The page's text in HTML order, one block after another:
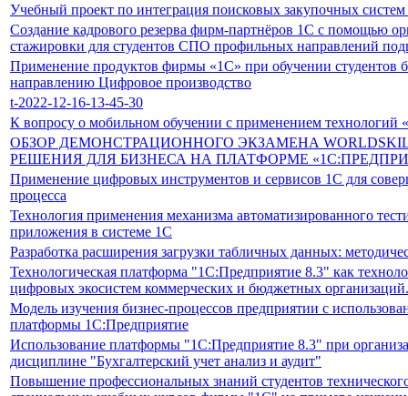
Учебный проект по интеграция поисковых закупочных
Создание кадрового резерва фирм-партнёров 1С с помощью
стажировки для студентов СПО профильных направлений
Применение продуктов фирмы «1С» при обучении студентов
направлению Цифровое производство
t-2022-12-16-13-45-30
К вопросу о мобильном обучении с применением технологий
ОБЗОР ДЕМОНСТРАЦИОННОГО ЭКЗАМЕНА
РЕШЕНИЯ ДЛЯ БИЗНЕСА НА ПЛАТФОРМЕ
Применение цифровых инструментов и сервисов 1С для
процесса
Технология применения механизма автоматизированного
приложения в системе 1С
Разработка расширения загрузки табличных данных:
Технологическая платформа "1С:Предприятие 8.3" как
цифровых экосистем коммерческих и бюджетных организаций.
Модель изучения бизнес-процессов предприятии с
платформы 1С:Предприятие
Использование платформы "1С:Предприятие 8.3" при
дисциплине "Бухгалтерский учет анализ и аудит"
Повышение профессиональных знаний студентов